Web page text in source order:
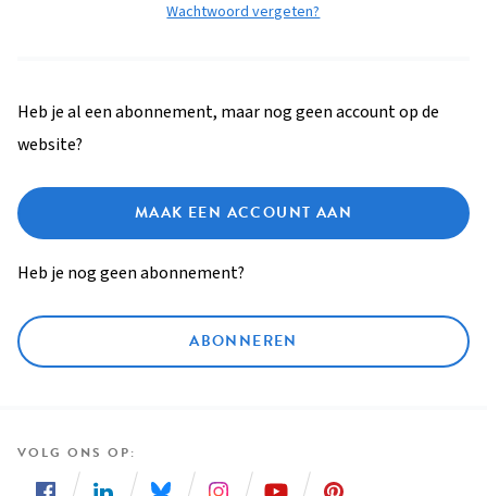
Wachtwoord vergeten?
Heb je al een abonnement, maar nog geen account op de
website?
MAAK EEN ACCOUNT AAN
Heb je nog geen abonnement?
ABONNEREN
VOLG ONS OP